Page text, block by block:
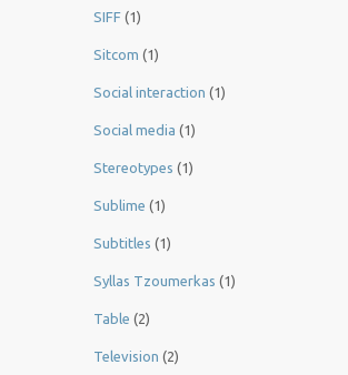
SIFF (1)
Sitcom (1)
Social interaction (1)
Social media (1)
Stereotypes (1)
Sublime (1)
Subtitles (1)
Syllas Tzoumerkas (1)
Table (2)
Television (2)